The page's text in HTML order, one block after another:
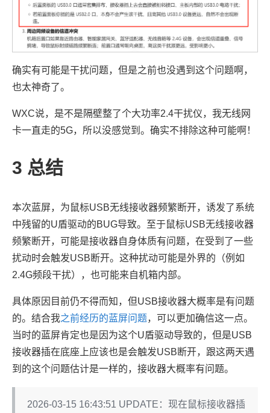
确实有可能是干扰问题，但是之前也没遇到这个问题啊，
也太神奇了。
WXC说，是不是隔壁整了个大功率2.4干扰仪，我无线网
卡一直走的5G，所以没感觉到。确实不排除这种可能啊！
3 总结
本次蓝屏，为鼠标USB无线接收器频繁断开，诱发了系统
中残留的U盾驱动的BUG导致。至于鼠标USB无线接收器
频繁断开，可能是接收器自身体质有问题，在受到了一些
扰动时会触发USB断开。这种扰动可能是外界的（例如
2.4G频段干扰），也可能来自机箱内部。
具体原因目前仍不得而知，但USB接收器大概率是有问题
的。结合我之前经历的蓝屏问题，可以更加确信这一点。
当时的蓝屏肯定也是因为这个U盾驱动导致的，但是USB
接收器插在底座上应该也是会触发USB断开，跟这两天遇
到的这个问题估计是一样的，接收器大概率有问题。
2026-03-15 16:43:51 UPDATE：现在鼠标接收器插